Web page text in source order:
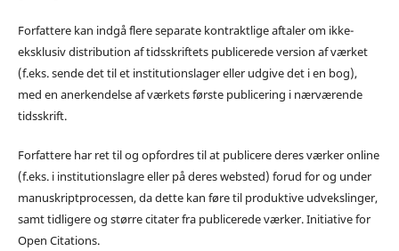
Forfattere kan indgå flere separate kontraktlige aftaler om ikke-
eksklusiv distribution af tidsskriftets publicerede version af værket
(f.eks. sende det til et institutionslager eller udgive det i en bog),
med en anerkendelse af værkets første publicering i nærværende
tidsskrift.
Forfattere har ret til og opfordres til at publicere deres værker online
(f.eks. i institutionslagre eller på deres websted) forud for og under
manuskriptprocessen, da dette kan føre til produktive udvekslinger,
samt tidligere og større citater fra publicerede værker. Initiative for
Open Citations.